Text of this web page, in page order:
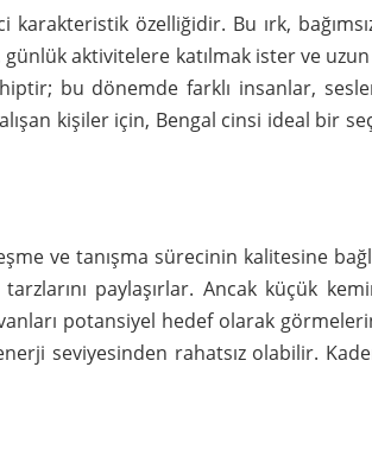
karakteristik özelliğidir. Bu ırk,
aktivitelere katılmak ister ve uzun
bu dönemde farklı insanlar,
kişiler için, Bengal cinsi ideal bir
ve tanışma sürecinin kalitesine
paylaşırlar. Ancak küçük
potansiyel hedef olarak
seviyesinden rahatsız olabilir.